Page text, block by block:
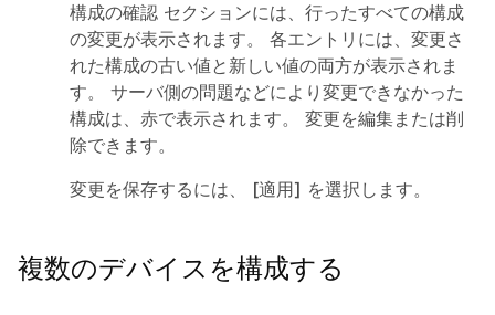
構成の確認 セクションには、行ったすべての構成
の変更が表示されます。 各エントリには、変更さ
れた構成の古い値と新しい値の両方が表示されま
す。 サーバ側の問題などにより変更できなかった
構成は、赤で表示されます。 変更を編集または削
除できます。
変更を保存するには、 [適用] を選択します。
複数のデバイスを構成する